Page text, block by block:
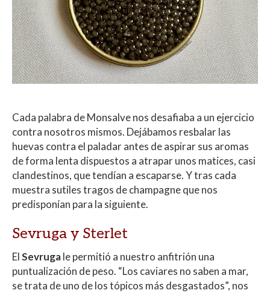
Cada palabra de Monsalve nos desafiaba a un ejercicio
contra nosotros mismos. Dejábamos resbalar las
huevas contra el paladar antes de aspirar sus aromas
de forma lenta dispuestos a atrapar unos matices, casi
clandestinos, que tendían a escaparse. Y tras cada
muestra sutiles tragos de champagne que nos
predisponían para la siguiente.
Sevruga y Sterlet
ElSevrugale permitió a nuestro anfitrión una
puntualización de peso. “Los caviares no saben a mar,
se trata de uno de los tópicos más desgastados”, nos